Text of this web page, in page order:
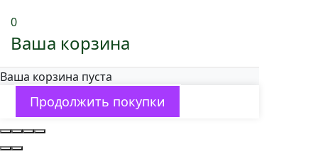
0
Ваша корзина
Ваша корзина пуста
Продолжить покупки